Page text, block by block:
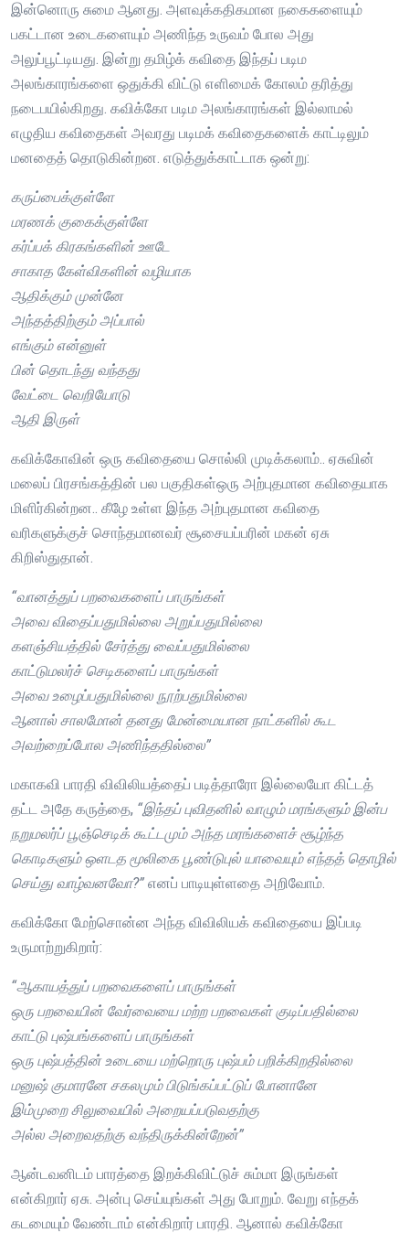
இன்னொரு சுமை ஆனது. அளவுக்கதிகமான நகைகளையும்
பகட்டான உடைகளையும் அணிந்த உருவம் போல அது
அலுப்பூட்டியது. இன்று தமிழ்க் கவிதை இந்தப் படிம
அலங்காரங்களை ஒதுக்கி விட்டு எளிமைக் கோலம் தரித்து
நடைபயில்கிறது. கவிக்கோ படிம அலங்காரங்கள் இல்லாமல்
எழுதிய கவிதைகள் அவரது படிமக் கவிதைகளைக் காட்டிலும்
மனதைத் தொடுகின்றன. எடுத்துக்காட்டாக ஒன்று:
கருப்பைக்குள்ளே
மரணக் குகைக்குள்ளே
கர்ப்பக் கிரகங்களின் ஊடே
சாகாத கேள்விகளின் வழியாக
ஆதிக்கும் முன்னே
அந்தத்திற்கும் அப்பால்
எங்கும் என்னுள்
பின் தொடந்து வந்தது
வேட்டை வெறியோடு
ஆதி இருள்
கவிக்கோவின் ஒரு கவிதையை சொல்லி முடிக்கலாம்.. ஏசுவின்
மலைப் பிரசங்கத்தின் பல பகுதிகள்ஒரு அற்புதமான கவிதையாக
மிளிர்கின்றன.. கீழே உள்ள இந்த அற்புதமான கவிதை
வரிகளுக்குச் சொந்தமானவர் சூசையப்பரின் மகன் ஏசு
கிறிஸ்துதான்.
“வானத்துப் பறவைகளைப் பாருங்கள்
அவை விதைப்பதுமில்லை அறுப்பதுமில்லை
களஞ்சியத்தில் சேர்த்து வைப்பதுமில்லை
காட்டுமலர்ச் செடிகளைப் பாருங்கள்
அவை உழைப்பதுமில்லை நூற்பதுமில்லை
ஆனால் சாலமோன் தனது மேன்மையான நாட்களில் கூட
அவற்றைப்போல அணிந்ததில்லை”
மகாகவி பாரதி விவிலியத்தைப் படித்தாரோ இல்லையோ கிட்டத்
தட்ட அதே கருத்தை, “இந்தப் புவிதனில் வாழும் மரங்களும் இன்ப
நறுமலர்ப் பூஞ்செடிக் கூட்டமும் அந்த மரங்களைச் சூழ்ந்த
கொடிகளும் ஒளடத மூலிகை பூண்டுபுல் யாவையும் எந்தத் தொழில்
செய்து வாழ்வனவோ?” எனப் பாடியுள்ளதை அறிவோம்.
கவிக்கோ மேற்சொன்ன அந்த விவிலியக் கவிதையை இப்படி
உருமாற்றுகிறார்:
“ஆகாயத்துப் பறவைகளைப் பாருங்கள்
ஒரு பறவையின் வேர்வையை மற்ற பறவைகள் குடிப்பதில்லை
காட்டு புஷ்பங்களைப் பாருங்கள்
ஒரு புஷ்பத்தின் உடையை மற்றொரு புஷ்பம் பறிக்கிறதில்லை
மனுஷ் குமாரனே சகலமும் பிடுங்கப்பட்டுப் போனானே
இம்முறை சிலுவையில் அறையப்படுவதற்கு
அல்ல அறைவதற்கு வந்திருக்கின்றேன்”
ஆன்டவனிடம் பாரத்தை இறக்கிவிட்டுச் சும்மா இருங்கள்
என்கிறார் ஏசு. அன்பு செய்யுங்கள் அது போறும். வேறு எந்தக்
கடமையும் வேண்டாம் என்கிறார் பாரதி. ஆனால் கவிக்கோ